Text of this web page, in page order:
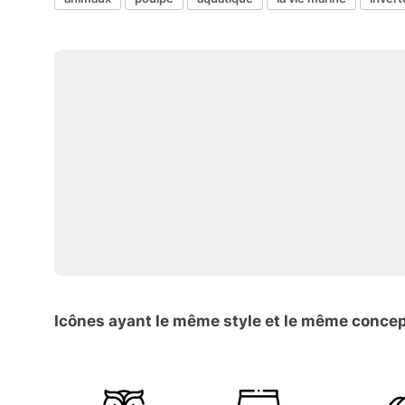
Icônes ayant le même style et le même